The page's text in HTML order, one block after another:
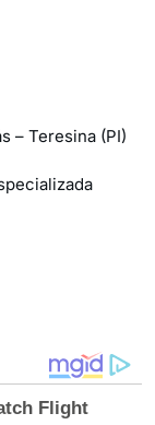
– Teresina (PI)